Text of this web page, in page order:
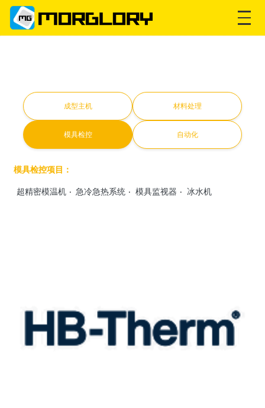
成型主机 材料处理
模具检控 自动化
模具检控项目：
超精密模温机 ‧ 急冷急热系统 ‧ 模具监视器 ‧ 冰水机